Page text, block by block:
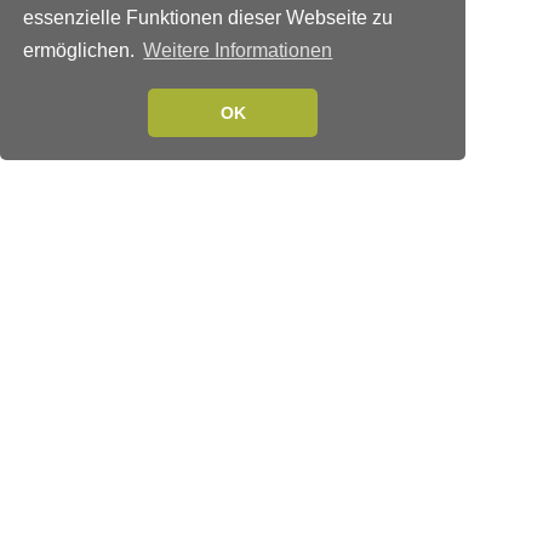
essenzielle Funktionen dieser Webseite zu
ermöglichen. Weitere Informationen
OK